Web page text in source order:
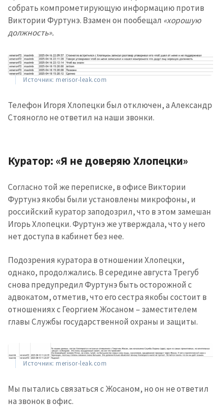
собрать компрометирующую информацию против
Виктории Фуртунэ. Взамен он пообещал «хорошую
должность».
Источник: merisor-leak.com
Телефон Игоря Хлопецки был отключен, а Александр
Стояногло не ответил на наши звонки.
Куратор: «Я не доверяю Хлопецки»
Согласно той же переписке, в офисе Виктории
Фуртунэ якобы были установлены микрофоны, и
российский куратор заподозрил, что в этом замешан
Игорь Хлопецки. Фуртунэ же утверждала, что у него
нет доступа в кабинет без нее.
Подозрения куратора в отношении Хлопецки,
однако, продолжались. В середине августа Трегуб
снова предупредил Фуртунэ быть осторожной с
адвокатом, отметив, что его сестра якобы состоит в
отношениях с Георгием Жосаном – заместителем
главы Службы государственной охраны и защиты.
Источник: merisor-leak.com
Мы пытались связаться с Жосаном, но он не ответил
на звонок в офис.
Имя + Моё имя
сполитикой
конфиденциальности
ОТПРАВИТЬ НОВОСТЬ